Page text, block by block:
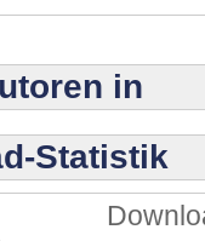
in
Statistik